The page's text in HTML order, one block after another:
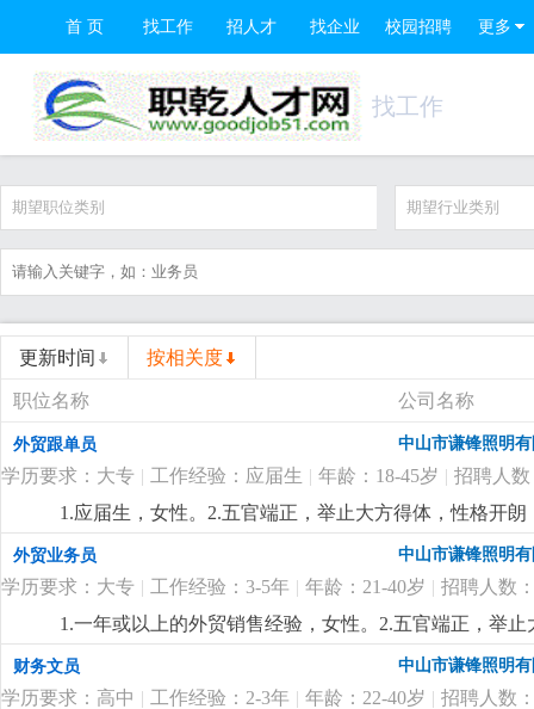
首 页 找工作 招人才 找企业 校园招聘 更多
找工作
期望职位类别 期望行业类别
更新时间 按相关度
职位名称 公司名称
外贸跟单员 中山市谦锋照明
学历要求：大专 | 工作经验：应届生 | 年龄：18-45岁 | 招聘人数
1.应届生，女性。2.五官端正，举止大方得体，性格开
或国贸专业中专或以上学历，英文三级以上，口齿伶俐
用，待遇从优。4.若表现突出，有提升为业务员的机会
外贸业务员 中山市谦锋照明
学历要求：大专 | 工作经验：3-5年 | 年龄：21-40岁 | 招聘人数
1.一年或以上的外贸销售经验，女性。2.五官端正，举
于接受挑战；3.英语或国贸专业大专或以上学历，英文
客户沟通。4.从事led灯饰销售行业者优先，已经录用，
财务文员 中山市谦锋照明
学历要求：高中 | 工作经验：2-3年 | 年龄：22-40岁 | 招聘人数